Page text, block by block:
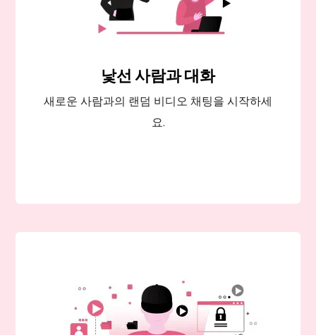
낯선 사람과 대화
새로운 사람과의 랜덤 비디오 채팅을 시작하세
요.